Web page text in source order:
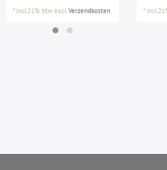
* incl.21% btw excl.Verzendkosten
*